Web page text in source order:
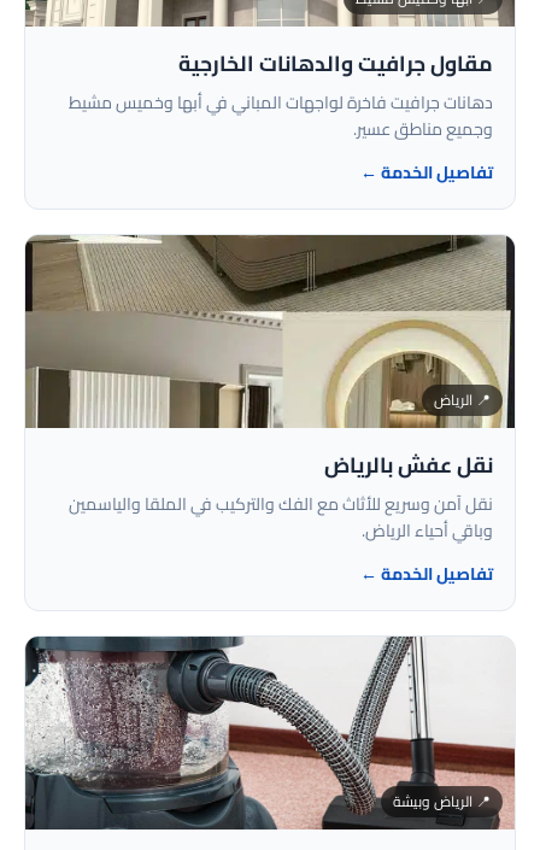
مقاول جرافيت والدهانات الخارجية
دهانات جرافيت فاخرة لواجهات المباني في أبها وخميس مشيط
وجميع مناطق عسير.
تفاصيل الخدمة ←
📍 الرياض
نقل عفش بالرياض
نقل آمن وسريع للأثاث مع الفك والتركيب في الملقا والياسمين
وباقي أحياء الرياض.
تفاصيل الخدمة ←
📍 الرياض وبيشة